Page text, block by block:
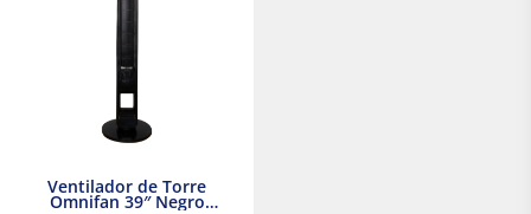
Ventilador de Torre
Omnifan 39″ Negro